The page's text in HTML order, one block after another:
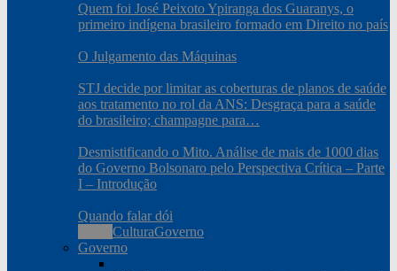
Quem foi José Peixoto Ypiranga dos Guaranys, o
primeiro indígena brasileiro formado em Direito no país
O Julgamento das Máquinas
STJ decide por limitar as coberturas de planos de saúde
aos tratamento no rol da ANS: Desgraça para a saúde
do brasileiro; champagne para…
Desmistificando o Mito. Análise de mais de 1000 dias
do Governo Bolsonaro pelo Perspectiva Crítica – Parte
I – Introdução
Quando falar dói
CulturaGoverno
Governo